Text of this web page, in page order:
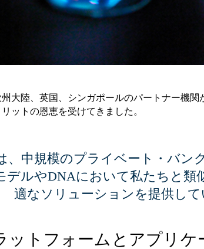
大陸、英国、シンガポールのパートナー機
ットの恩恵を受けてきました。
、中規模のプライベート・バン
デルやDNAにおいて私たちと類
適なソリューションを提供して
ットフォームとアプリケ